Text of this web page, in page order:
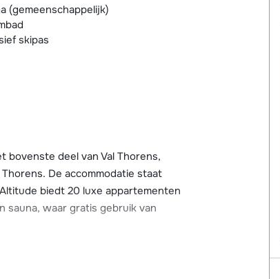
(gemeenschappelijk)
skipas
deel van Val Thorens,
De accommodatie staat
biedt 20 luxe appartementen
sauna, waar gratis gebruik van
tot ca. 50 meter van de